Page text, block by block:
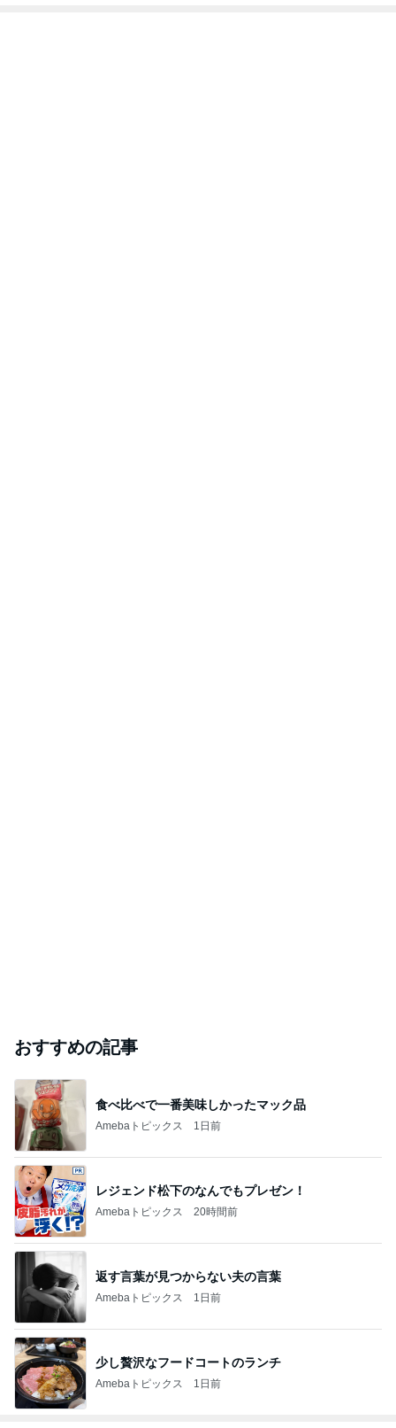
おすすめの記事
食べ比べで一番美味しかったマック品
Amebaトピックス 1日前
レジェンド松下のなんでもプレゼン！
Amebaトピックス 20時間前
返す言葉が見つからない夫の言葉
Amebaトピックス 1日前
少し贅沢なフードコートのランチ
Amebaトピックス 1日前